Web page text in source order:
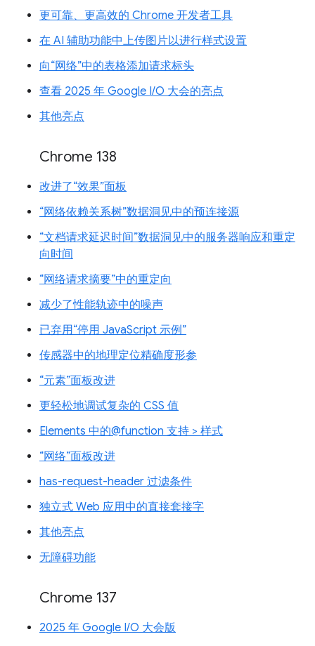
更可靠、更高效的 Chrome 开发者工具
在 AI 辅助功能中上传图片以进行样式设置
向“网络”中的表格添加请求标头
查看 2025 年 Google I/O 大会的亮点
其他亮点
Chrome 138
改进了“效果”面板
“网络依赖关系树”数据洞见中的预连接源
“文档请求延迟时间”数据洞见中的服务器响应和重定
向时间
“网络请求摘要”中的重定向
减少了性能轨迹中的噪声
已弃用“停用 JavaScript 示例”
传感器中的地理定位精确度形参
“元素”面板改进
更轻松地调试复杂的 CSS 值
Elements 中的@function 支持 > 样式
“网络”面板改进
has-request-header 过滤条件
独立式 Web 应用中的直接套接字
其他亮点
无障碍功能
Chrome 137
2025 年 Google I/O 大会版